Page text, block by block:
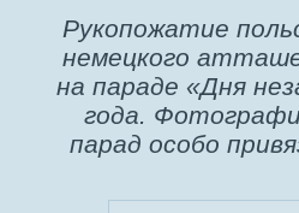
Рукопожатие
немецкого
на параде «Дня
года.
парад особо